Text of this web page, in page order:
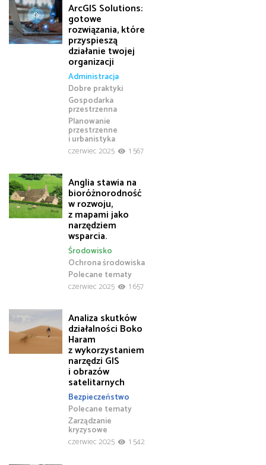
ArcGIS Solutions:
gotowe
rozwiązania, które
przyspieszą
działanie twojej
organizacji
Administracja
Dobre praktyki
Gospodarka
przestrzenna
Planowanie
przestrzenne
i urbanistyka
czerwiec 2025
1 567
Anglia stawia na
bioróżnorodność
w rozwoju,
z mapami jako
narzędziem
wsparcia.
Ochrona środowiska
Polecane tematy
Środowisko
czerwiec 2025 1 657
Analiza skutków
działalności Boko
Haram
z wykorzystaniem
narzędzi GIS
i obrazów
satelitarnych
Bezpieczeństwo
Polecane tematy
Zarządzanie
kryzysowe
czerwiec 2025
1 542